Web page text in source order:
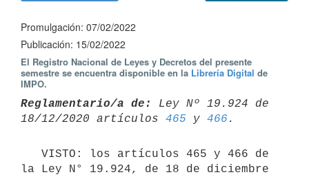
Promulgación: 07/02/2022
Publicación: 15/02/2022
El Registro Nacional de Leyes y Decretos del presente
semestre se encuentra disponible en la Librería Digital de
IMPO.
Reglamentario/a de:
Ley Nº 19.924 de
18/12/2020 artículos 465 y 466
la Ley N° 19.924, de 18 de diciembre